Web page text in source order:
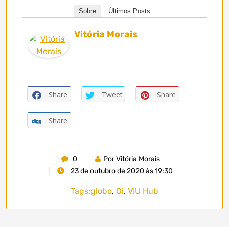
Sobre Últimos Posts
Vitória Morais
Share Tweet Share
Share
0
Por Vitória Morais
23 de outubro de 2020 às 19:30
Tags:globo, Oi, VIU Hub